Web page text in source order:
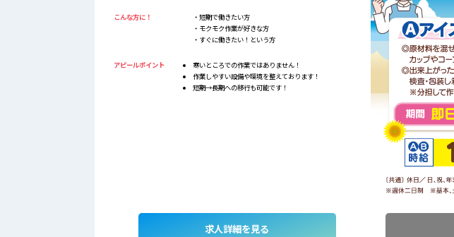
こんな方に！
・短期で働きたい方
・モクモク作業が好きな方
・すぐに働きたい！という方
アピールポイント
寒いところでの作業ではありません！
作業しやすい設備や環境を整えております！
短期→長期への移行も可能です！
求人詳細を見る